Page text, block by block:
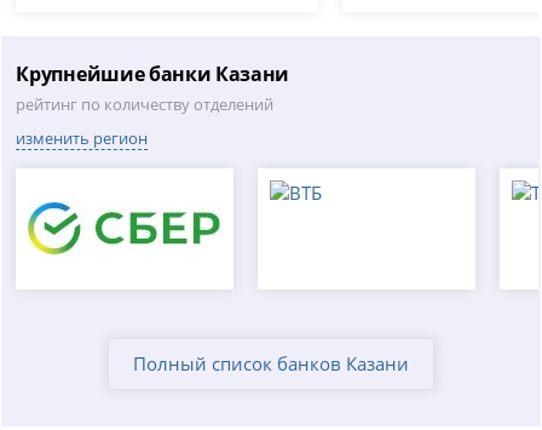
Крупнейшие банки Казани
рейтинг по количеству отделений
изменить регион
Полный список банков Казани